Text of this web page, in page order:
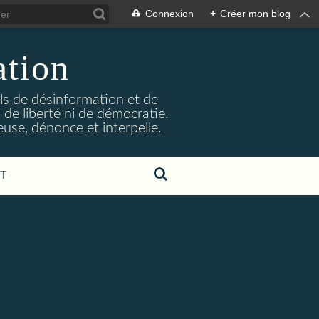
Connexion + Créer mon blog
de désinformation et de
liberté ni de démocratie.
dénonce et interpelle.